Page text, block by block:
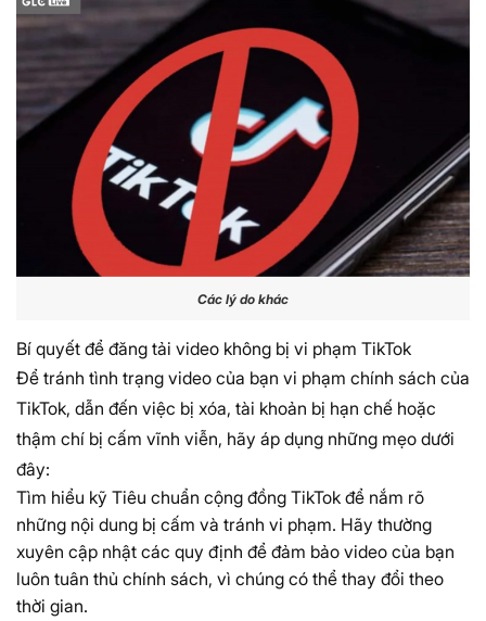
Các lý do khác
Bí quyết để đăng tải video không bị vi phạm TikTok
Để tránh tình trạng video của bạn vi phạm chính sách của
TikTok, dẫn đến việc bị xóa, tài khoản bị hạn chế hoặc
thậm chí bị cấm vĩnh viễn, hãy áp dụng những mẹo dưới
đây:
Tìm hiểu kỹ Tiêu chuẩn cộng đồng TikTok để nắm rõ
những nội dung bị cấm và tránh vi phạm. Hãy thường
xuyên cập nhật các quy định để đảm bảo video của bạn
luôn tuân thủ chính sách, vì chúng có thể thay đổi theo
thời gian.